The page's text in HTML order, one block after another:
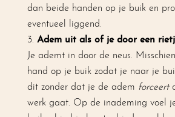
dan beide handen op je buik en
eventueel liggend.
Adem uit als of je door een
Je ademt in door de neus.
hand op je buik zodat je naar je
dit zonder dat je de adem forceert
werk gaat. Op de inademing voel